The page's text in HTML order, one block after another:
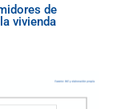
de
vivienda